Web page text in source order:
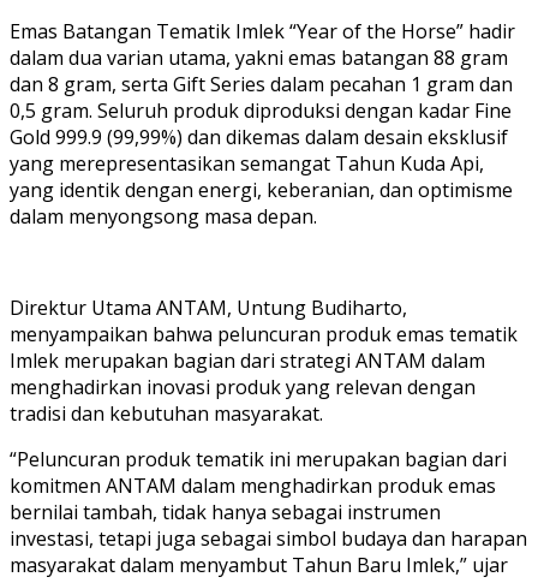
Emas Batangan Tematik Imlek “Year of the Horse” hadir
dalam dua varian utama, yakni emas batangan 88 gram
dan 8 gram, serta Gift Series dalam pecahan 1 gram dan
0,5 gram. Seluruh produk diproduksi dengan kadar Fine
Gold 999.9 (99,99%) dan dikemas dalam desain eksklusif
yang merepresentasikan semangat Tahun Kuda Api,
yang identik dengan energi, keberanian, dan optimisme
dalam menyongsong masa depan.
Direktur Utama ANTAM, Untung Budiharto,
menyampaikan bahwa peluncuran produk emas tematik
Imlek merupakan bagian dari strategi ANTAM dalam
menghadirkan inovasi produk yang relevan dengan
tradisi dan kebutuhan masyarakat.
“Peluncuran produk tematik ini merupakan bagian dari
komitmen ANTAM dalam menghadirkan produk emas
bernilai tambah, tidak hanya sebagai instrumen
investasi, tetapi juga sebagai simbol budaya dan harapan
masyarakat dalam menyambut Tahun Baru Imlek,” ujar